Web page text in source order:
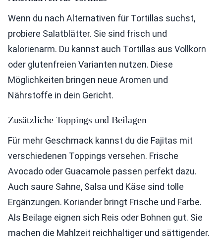
Wenn du nach Alternativen für Tortillas suchst,
probiere Salatblätter. Sie sind frisch und
kalorienarm. Du kannst auch Tortillas aus Vollkorn
oder glutenfreien Varianten nutzen. Diese
Möglichkeiten bringen neue Aromen und
Nährstoffe in dein Gericht.
Zusätzliche Toppings und Beilagen
Für mehr Geschmack kannst du die Fajitas mit
verschiedenen Toppings versehen. Frische
Avocado oder Guacamole passen perfekt dazu.
Auch saure Sahne, Salsa und Käse sind tolle
Ergänzungen. Koriander bringt Frische und Farbe.
Als Beilage eignen sich Reis oder Bohnen gut. Sie
machen die Mahlzeit reichhaltiger und sättigender.